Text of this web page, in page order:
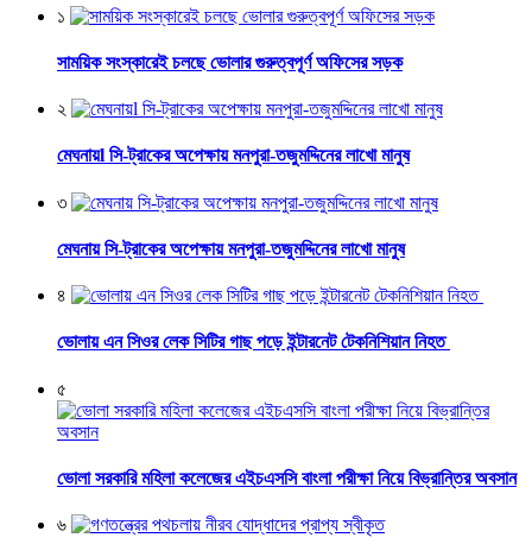
১
সাময়িক সংস্কারেই চলছে ভোলার গুরুত্বপূর্ণ অফিসের সড়ক
২
মেঘনায়l সি-ট্রাকের অপেক্ষায় মনপুরা-তজুমদ্দিনের লাখো মানুষ
৩
মেঘনায় সি-ট্রাকের অপেক্ষায় মনপুরা-তজুমদ্দিনের লাখো মানুষ
৪
ভোলায় এন সিওর লেক সিটির গাছ পড়ে ইন্টারনেট টেকনিশিয়ান নিহত
৫
ভোলা সরকারি মহিলা কলেজের এইচএসসি বাংলা পরীক্ষা নিয়ে বিভ্রান্তির অবসান
৬